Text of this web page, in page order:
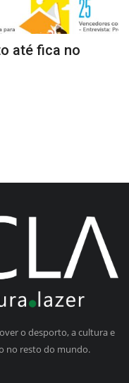
até fica no
o desporto, a cultura e
no resto do mundo.